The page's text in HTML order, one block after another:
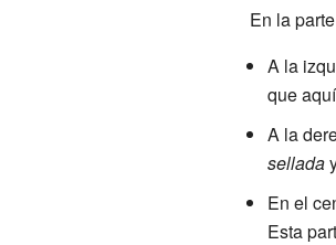
En la
A la
que
A la
sellada
En el
Esta